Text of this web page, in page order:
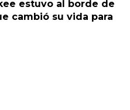
estuvo al borde de
cambió su vida para